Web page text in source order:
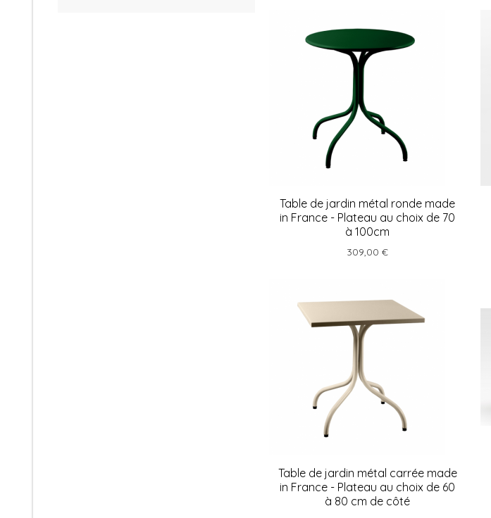
Table de jardin métal ronde made
in France - Plateau au choix de 70
à 100cm
309,00 €
Table de jardin métal carrée made
in France - Plateau au choix de 60
à 80 cm de côté